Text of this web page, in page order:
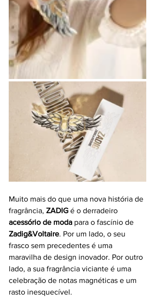
Muito mais do que uma nova história de
fragrância, ZADIG é o derradeiro
acessório de moda para o fascínio de
Zadig&Voltaire. Por um lado, o seu
frasco sem precedentes é uma
maravilha de design inovador. Por outro
lado, a sua fragrância viciante é uma
celebração de notas magnéticas e um
rasto inesquecível.